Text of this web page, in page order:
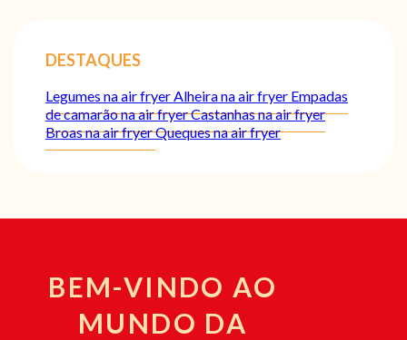
DESTAQUES
Legumes na air fryer Alheira na air fryer Empadas
de camarão na air fryerCastanhas na air fryer
Broas na air fryerQueques na air fryer
BEM-VINDO AO
MUNDO DA